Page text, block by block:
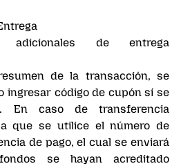
adicionales de entrega
de la transacción, se
ingresar código de cupón sí se
En caso de transferencia
que se utilice el número de
de pago, el cual se enviará
se hayan acreditado